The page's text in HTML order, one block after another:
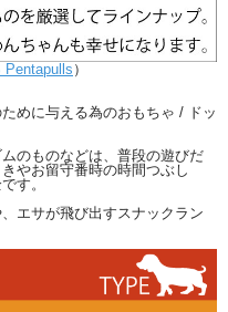
Pentapulls）
めに与える為のおもちゃ / ドッ
のものなどは、普段の遊びだ
やお留守番時の時間つぶし
す。
エサが飛び出すスナックラン